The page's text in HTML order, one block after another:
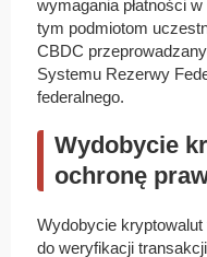
wymagania płatności
tym podmiotom
CBDC
Systemu Rezerwy
federalnego.
Wydobycie
ochronę
Wydobycie
do weryfikacji